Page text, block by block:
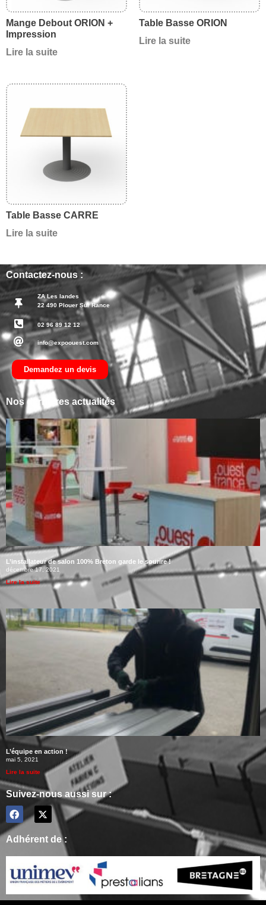
Mange Debout ORION +
Impression
Lire la suite
Table Basse ORION
Lire la suite
Table Basse CARRE
Lire la suite
Contactez-nous :
ZA Les landes
22 490 Plouer Sur Rance
02 96 89 12 12
info@expoouest.com
Demandez un devis
Nos dernières actualités
L’installateur de salon 100% Breton garde le sourire !
décembre 17, 2021
Lire la suite
L’équipe en action !
mai 5, 2021
Lire la suite
Suivez-nous aussi sur :
Adhérent de :